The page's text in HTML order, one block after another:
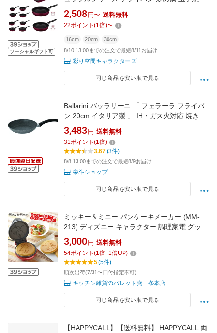
ソーシャルギフト可
IH対応 ガス火 片手鍋 深型 焦げつきにくい 安全
素材 PFOA不使用 PFOS不使用
2,508 円〜 送料無料
22ポイント (1倍)〜
16cm 20cm
30cm
8/10 13:00までの注文で最短8/11お届け
彩り空間キャラクターズ
同じ商品を安い順で見る
Ballarini バッラリーニ 「 フェラーラ フライパ
ン 20cm イタリア製 」 IH・ガス火対応 焼きご
ろお知らせ機能付き グラニチウム
3,483 円 送料無料
31ポイント (1倍)
3.67(3件)
8/8 13:00までの注文で最短8/9お届け
栄斗ショップ
同じ商品を安い順で見る
ミッキー＆ミニー パンケーキメーカー (MM-
213) ディズニー キャラクター 調理家電 グッズ
おやつ 朝食 サックリ フェイス ホットケーキ 焼
き型 かわいい シルエット ギフト
3,000 円 送料無料
54ポイント (1倍+1倍UP)
5(5件)
順次出荷(7/31〜日付指定不可)
キッチン雑貨のパレット燕三条本店
同じ商品を安い順で見る
【HAPPYCALL】【送料無料】 HAPPYCALL 両